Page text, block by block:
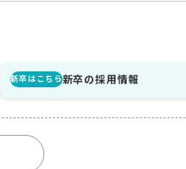
新卒はこちら新卒の採用情報